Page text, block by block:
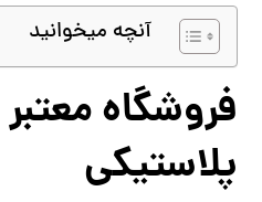
آنچه میخوانید
فروشگاه
پلاستیکی